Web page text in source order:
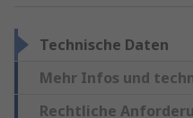
Technische Daten
Mehr Infos und
Rechtliche